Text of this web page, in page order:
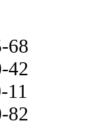
68
42
11
82